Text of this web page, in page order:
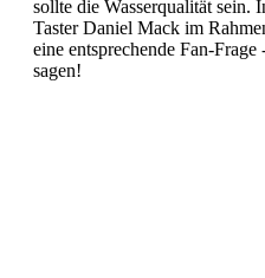
sollte die Wasserqualität sein.
Taster Daniel Mack im
eine entsprechende Fan-
sagen!